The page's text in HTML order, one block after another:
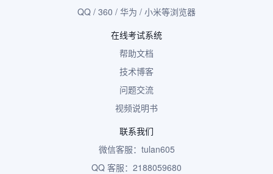
QQ / 360 / 华为 / 小米等浏览器
在线考试系统
帮助文档
技术博客
问题交流
视频说明书
联系我们
微信客服：tulan605
QQ 客服：2188059680